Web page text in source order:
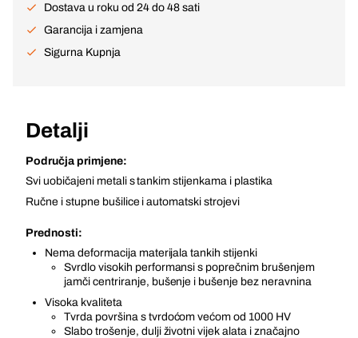
Dostava u roku od 24 do 48 sati
Garancija i zamjena
Sigurna Kupnja
Detalji
Područja primjene:
Svi uobičajeni metali s tankim stijenkama i plastika
Ručne i stupne bušilice i automatski strojevi
Prednosti:
Nema deformacija materijala tankih stijenki
Svrdlo visokih performansi s poprečnim brušenjem
jamči centriranje, bušenje i bušenje bez neravnina
Visoka kvaliteta
Tvrda površina s tvrdoćom većom od 1000 HV
Slabo trošenje, dulji životni vijek alata i značajno